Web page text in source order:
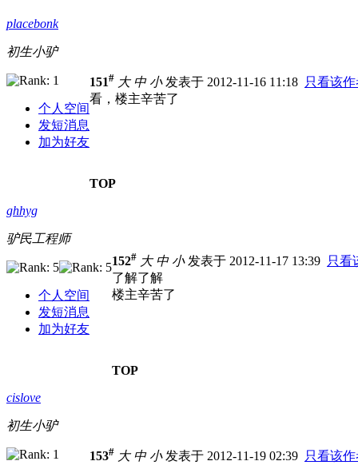
placebonk
初生小驴
个人空间
发短消息
加为好友
151# 大 中 小发表于 2012-11-16 11:18 只看该
看，楼主辛苦了
TOP
ghhyg
驴民工程师
个人空间
发短消息
加为好友
152# 大 中 小发表于 2012-11-17 13:39 只看
了解了解
楼主辛苦了
TOP
cislove
初生小驴
153# 大 中 小发表于 2012-11-19 02:39 只看该